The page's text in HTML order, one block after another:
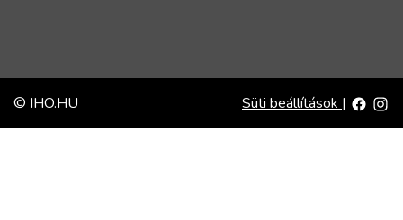
© IHO.HU Süti beállítások |